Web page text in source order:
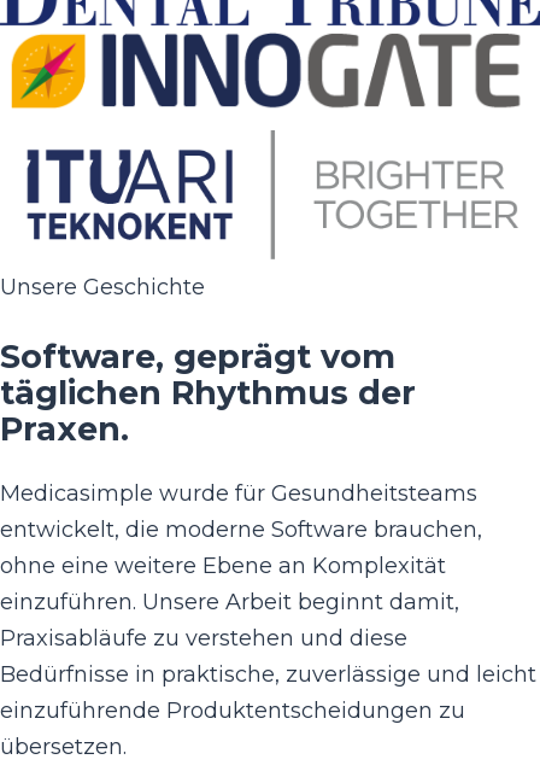
Unsere Geschichte
Software, geprägt vom
täglichen Rhythmus der
Praxen.
Medicasimple wurde für Gesundheitsteams
entwickelt, die moderne Software brauchen,
ohne eine weitere Ebene an Komplexität
einzuführen. Unsere Arbeit beginnt damit,
Praxisabläufe zu verstehen und diese
Bedürfnisse in praktische, zuverlässige und leicht
einzuführende Produktentscheidungen zu
übersetzen.